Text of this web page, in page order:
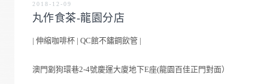
2018-12-09
丸作食茶-龍園分店
| 伸縮咖啡杯 | QC館不鏽鋼飲管 |
澳門劏狗環巷2-4號慶運大廈地下E座(龍園百佳正門對面）